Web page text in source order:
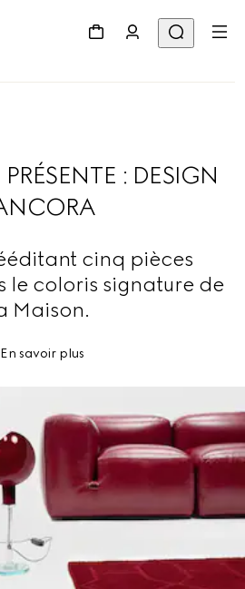
: DESIGN
cinq pièces
le coloris signature de
Maison.
En savoir plus